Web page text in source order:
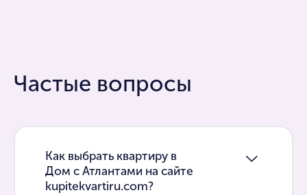
Частые вопросы
Как выбрать квартиру в
Дом с Атлантами на сайте
kupitekvartiru.com?